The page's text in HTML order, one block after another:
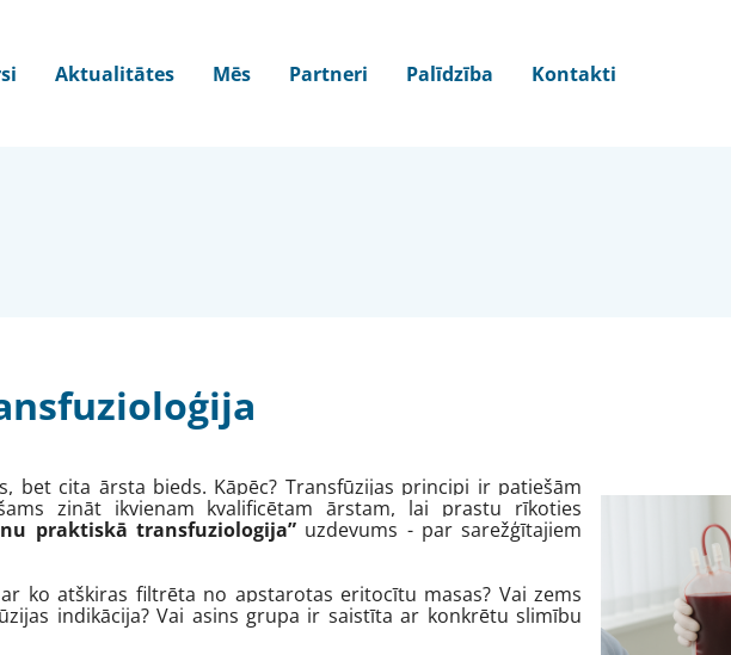
Aktualitātes Mēs Partneri Palīdzība Kontakti
bet cita ārsta bieds. Kāpēc? Transfūzijas principi ir patiešām
zināt ikvienam kvalificētam ārstam, lai prastu rīkoties
praktiskā transfuziologija” uzdevums - par sarežģītajiem
ko atšķiras filtrēta no apstarotas eritocītu masas? Vai zems
indikācija? Vai asins grupa ir saistīta ar konkrētu slimību